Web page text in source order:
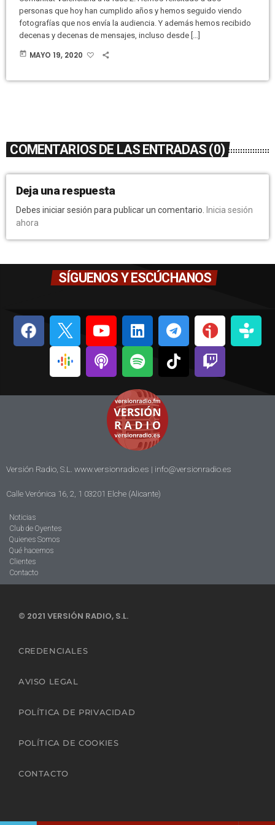
personas que hoy han cumplido años y hemos seguido viendo
fotografías que nos envía la audiencia. Y además hemos recibido
decenas y decenas de mensajes, incluso desde […]
today MAYO 19, 2020
COMENTARIOS DE LAS ENTRADAS (0)
Deja una respuesta
Debes iniciar sesión para publicar un comentario.
Inicia sesión
ahora
SÍGUENOS Y ESCÚCHANOS
Versión Radio, S.L. www.versionradio.es | info@versionradio.es
Calle Verónica 16, 2, 1 03201 Elche (Alicante)
Noticias
Club de Oyentes
Quienes Somos
Qué hacemos
Clientes
Contacto
© 2021 VERSIÓN RADIO, S.L.
CREDENCIALES
AVISO LEGAL
POLÍTICA DE PRIVACIDAD
POLÍTICA DE COOKIES
CONTACTO